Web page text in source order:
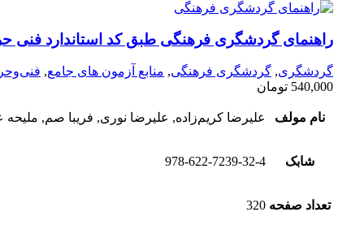
راهنمای گردشگری فرهنگی طبق کد استاندارد فنی
گردشگری, گردشگری فرهنگی, منابع آزمون های جامع,
540,000 تومان
نام مولف علیرضا کریم‌زاده, علیرضا نوری, فریبا صم,
شابک 978-622-7239-32-4
تعداد صفحه 320